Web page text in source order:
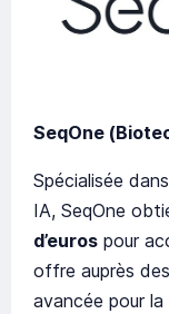
SeqOne
Spécialisée
IA, SeqOne
d’euros pour
offre auprès
avancée pour la